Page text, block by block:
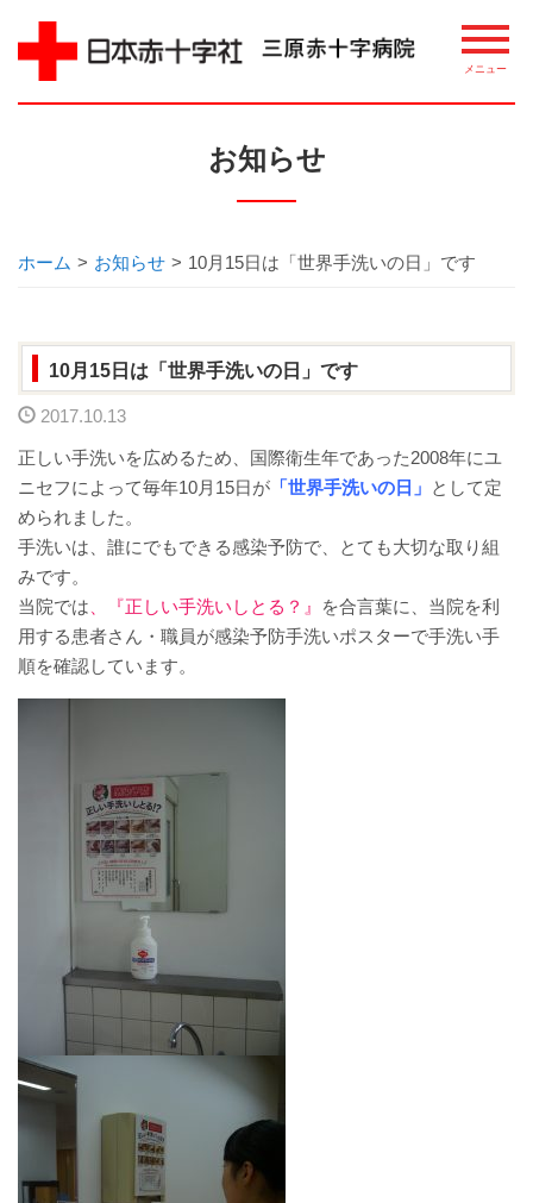
ごあいさつ
相談窓口
病院指標について
厚生労働大臣が定める掲示事項
通院について
外来案内
休診情報
診療科一覧
人間ドック
院内の案内図
休日・夜間診療
入院のご案内
お知らせ
ホーム > お知らせ > 10月15日は「世界手洗いの日」です
10月15日は「世界手洗いの日」です
2017.10.13
正しい手洗いを広めるため、国際衛生年であった2008年にユ
ニセフによって毎年10月15日が 「世界手洗いの日」 として定
められました。
手洗いは、誰にでもできる感染予防で、とても大切な取り組
みです。
当院では 、『正しい手洗いしとる？』
を合言葉に、当院を利
用する患者さん・職員が感染予防手洗いポスターで手洗い手
順を確認しています。